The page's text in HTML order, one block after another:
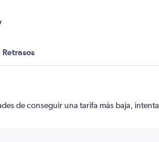
Retrasos
de conseguir una tarifa más baja, intenta